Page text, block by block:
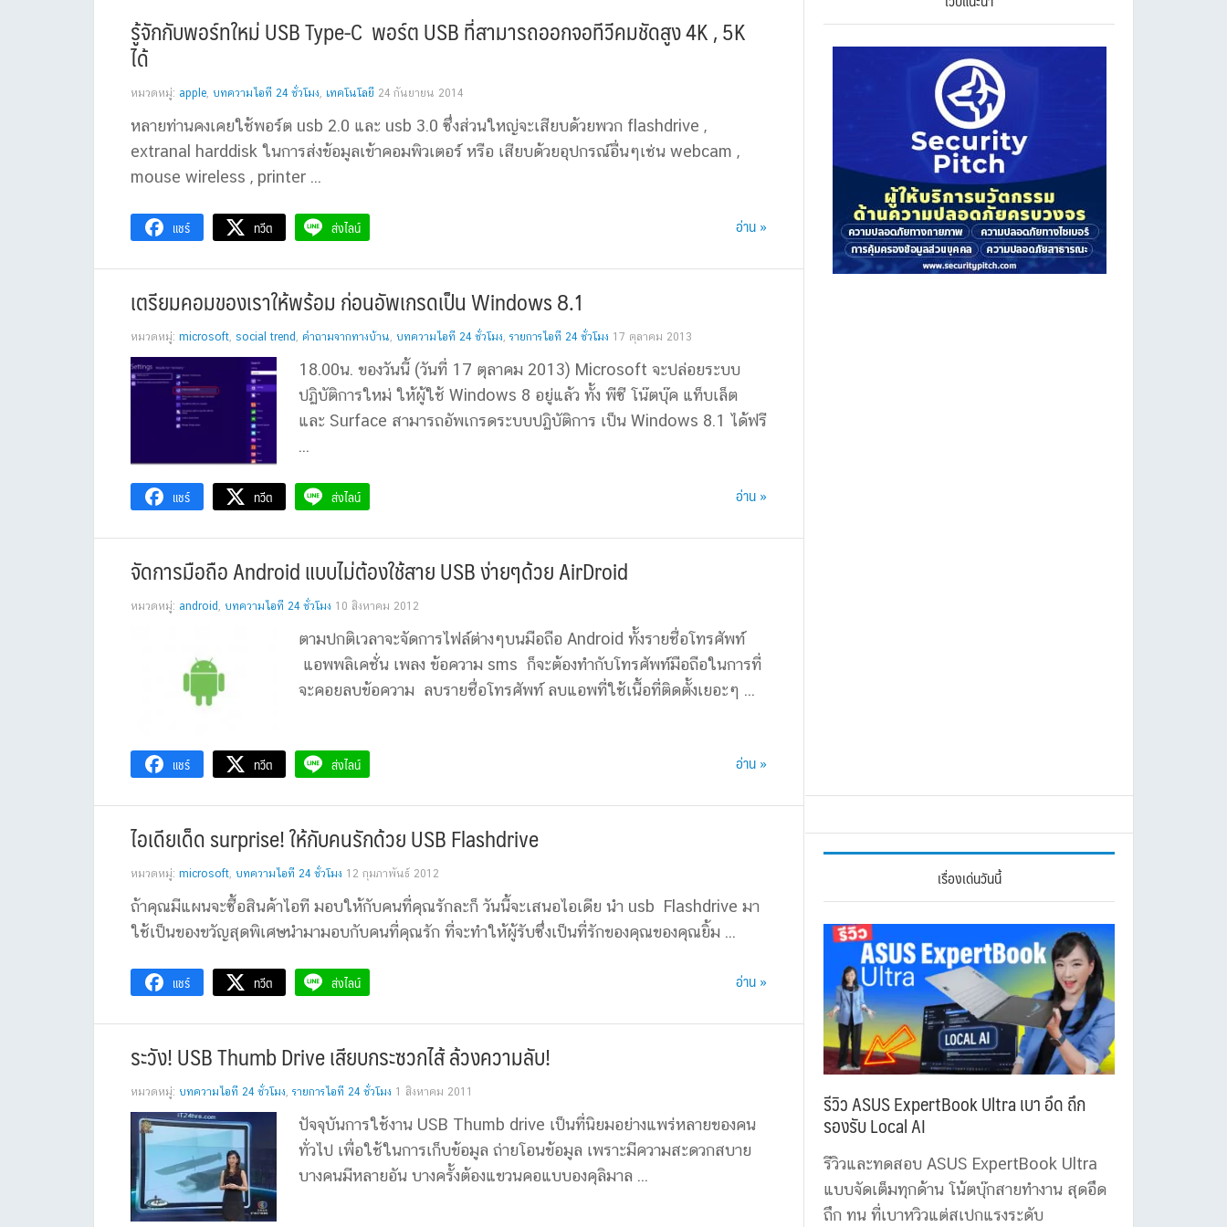
รู้จักกับพอร์ทใหม่ USB Type-C พอร์ต USB ที่สามารถออกจอทีวีคมชัดสูง 4K , 5K
ได้
หมวดหมู่: apple, บทความไอที 24 ชั่วโมง, เทคโนโลยี 24 กันยายน 2014
หลายท่านคงเคยใช้พอร์ต usb 2.0 และ usb 3.0 ซึ่งส่วนใหญ่จะเสียบด้วยพวก flashdrive ,
extranal harddisk ในการส่งข้อมูลเข้าคอมพิวเตอร์ หรือ เสียบด้วยอุปกรณ์อื่นๆเช่น webcam ,
mouse wireless , printer ...
แชร์ ทวีต ส่งไลน์ อ่าน »
เตรียมคอมของเราให้พร้อม ก่อนอัพเกรดเป็น Windows 8.1
หมวดหมู่: microsoft, social trend , คำถามจากทางบ้าน, บทความไอที 24 ชั่วโมง, รายการไอที 24 ชั่วโมง 17 ตุลาคม 2013
18.00น. ของวันนี้ (วันที่ 17 ตุลาคม 2013) Microsoft จะปล่อยระบบ
ปฏิบัติการใหม่ ให้ผู้ใช้ Windows 8 อยู่แล้ว ทั้ง พีซี โน๊ตบุ๊ค แท็บเล็ต
และ Surface สามารถอัพเกรดระบบปฏิบัติการ เป็น Windows 8.1 ได้ฟรี
...
แชร์ ทวีต ส่งไลน์ อ่าน »
จัดการมือถือ Android แบบไม่ต้องใช้สาย USB ง่ายๆด้วย AirDroid
หมวดหมู่: android , บทความไอที 24 ชั่วโมง 10 สิงหาคม 2012
ตามปกติเวลาจะจัดการไฟล์ต่างๆบนมือถือ Android ทั้งรายชื่อโทรศัพท์
แอพพลิเคชั่น เพลง ข้อความ sms ก็จะต้องทำกับโทรศัพท์มือถือในการที่
จะคอยลบข้อความ ลบรายชื่อโทรศัพท์ ลบแอพที่ใช้เนื้อที่ติดตั้งเยอะๆ ...
แชร์ ทวีต ส่งไลน์ อ่าน »
ไอเดียเด็ด surprise! ให้กับคนรักด้วย USB Flashdrive
หมวดหมู่: microsoft, บทความไอที 24 ชั่วโมง 12 กุมภาพันธ์ 2012
ถ้าคุณมีแผนจะซื้อสินค้าไอที มอบให้กับคนที่คุณรักละก็ วันนี้จะเสนอไอเดีย นำ usb Flashdrive มา
ใช้เป็นของขวัญสุดพิเศษนำมามอบกับคนที่คุณรัก ที่จะทำให้ผู้รับซึ่งเป็นที่รักของคุณของคุณยิ้ม ...
แชร์ ทวีต ส่งไลน์ อ่าน »
ระวัง! USB Thumb Drive เสียบกระซวกไส้ ล้วงความลับ!
หมวดหมู่: บทความไอที 24 ชั่วโมง, รายการไอที 24 ชั่วโมง 1 สิงหาคม 2011
ปัจจุบันการใช้งาน USB Thumb drive เป็นที่นิยมอย่างแพร่หลายของคน
ทั่วไป เพื่อใช้ในการเก็บข้อมูล ถ่ายโอนข้อมูล เพราะมีความสะดวกสบาย
บางคนมีหลายอัน บางครั้งต้องแขวนคอแบบองคุลิมาล ...
เรื่องเด่นวันนี้
รีวิว ASUS ExpertBook Ultra เบา อึด ถึก
รองรับ Local AI
รีวิวและทดสอบ ASUS ExpertBook Ultra
แบบจัดเต็มทุกด้าน โน้ตบุ๊กสายทำงาน สุดอึด
ถึก ทน ที่เบาหวิวแต่สเปกแรงระดับ